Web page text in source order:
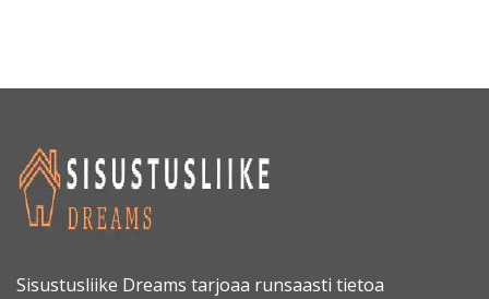
Sisustusliike Dreams tarjoaa runsaasti tietoa